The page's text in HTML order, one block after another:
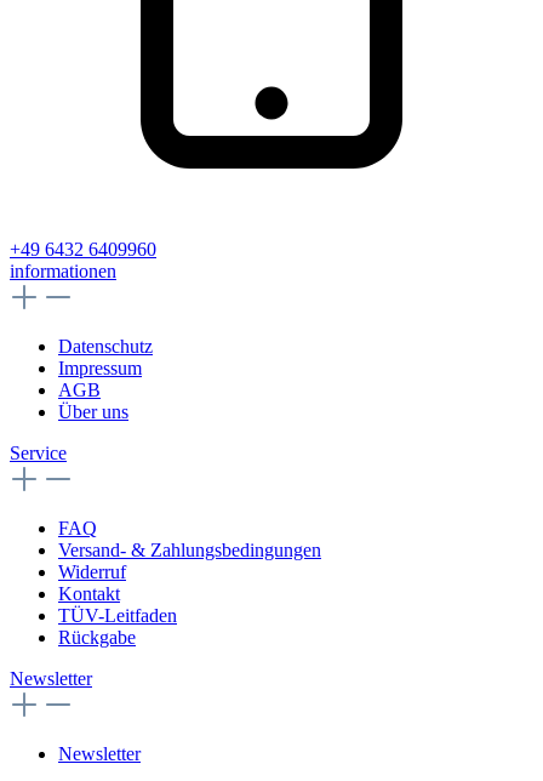
+49 6432 6409960
informationen
Datenschutz
Impressum
AGB
Über uns
Service
FAQ
Versand- & Zahlungsbedingungen
Widerruf
Kontakt
TÜV-Leitfaden
Rückgabe
Newsletter
Newsletter